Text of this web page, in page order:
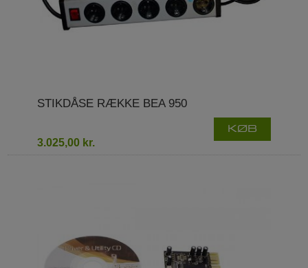
STIKDÅSE RÆKKE BEA 950
3.025,00 kr.
KØB